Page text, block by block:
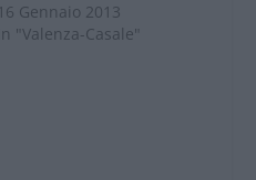
16 Gennaio 2013
In "Valenza-Casale"